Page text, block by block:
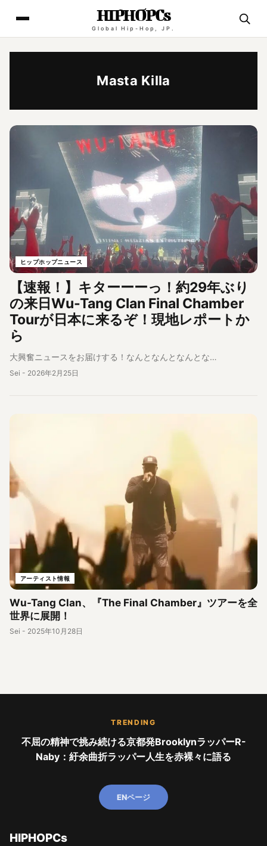
HIPHOPCs
Global Hip-Hop, JP.
Masta Killa
ヒップホップニュース
【速報！】キターーーっ！約29年ぶり
の来日Wu-Tang Clan Final Chamber
Tourが日本に来るぞ！現地レポートか
ら
大興奮ニュースをお届けする！なんとなんとなんとな…
Sei - 2026年2月25日
アーティスト情報
Wu-Tang Clan、『The Final Chamber』ツアーを全
世界に展開！
Sei - 2025年10月28日
TRENDING
不屈の精神で挑み続ける京都発BrooklynラッパーR-
Naby：紆余曲折ラッパー人生を赤裸々に語る
ENページ
HIPHOPCs